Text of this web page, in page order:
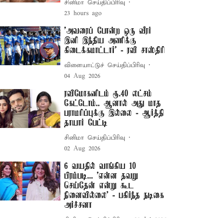
சினிமா செய்திப்பிரிவு
23 hours ago
’அவரைப் போன்ற ஒரு வீரர்
இனி இந்திய அணிக்கு
கிடைக்கமாட்டார்’ - ரவி சாஸ்திரி
விளையாட்டுச் செய்திப்பிரிவு
04 Aug 2026
ரவிமோகனிடம் ரூ.40 லட்சம்
கேட்டோம்.. ஆனால் அது மாத
பராமரிப்புக்கு இல்லை - ஆர்த்தி
தாயார் பேட்டி
சினிமா செய்திப்பிரிவு
02 Aug 2026
6 வயதில் வாங்கிய 10
பிரம்படி... 'என்ன தவறு
செய்தேன் என்று கூட
நினைவில்லை' - பகிர்ந்த நடிகை
அர்ச்சனா